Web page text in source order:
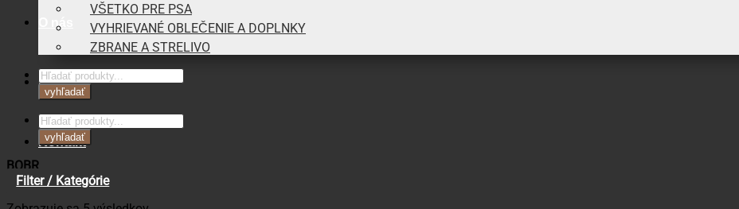
O nás
Blog
Kontakt
VŠETKO PRE PSA
VYHRIEVANÉ OBLEČENIE A DOPLNKY
ZBRANE A STRELIVO
Products
search
vyhľadať
Products
search
vyhľadať
BOBR
Filter / Kategórie